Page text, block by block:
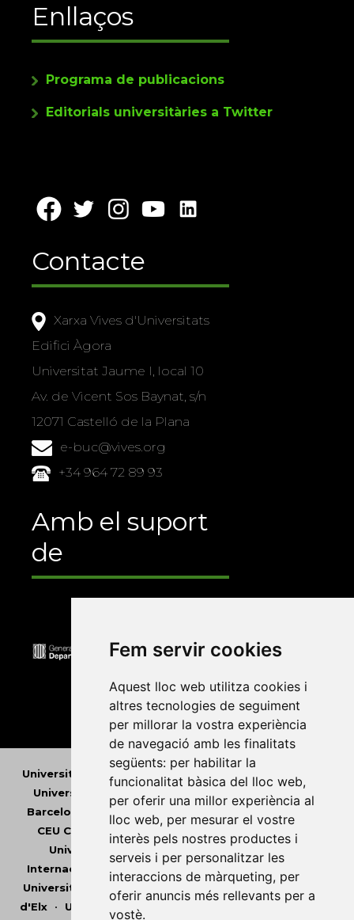
Fem servir cookies
Aquest lloc web utilitza cookies i
altres tecnologies de seguiment
per millorar la vostra experiència
de navegació amb les finalitats
següents: per habilitar la
funcionalitat bàsica del lloc web,
per oferir una millor experiència al
lloc web, per mesurar el vostre
interès pels nostres productes i
serveis i per personalitzar les
interaccions de màrqueting, per
oferir anuncis més rellevants per a
vostè.
Enllaços
Programa de publicacions
Editorials universitàries a Twitter
Contacte
Xarxa Vives d'Universitats
Edifici Àgora
Universitat Jaume I, local 10
Av. de Vicent Sos Baynat, s/n
12071 Castelló de la Plana
e-buc@vives.org
+34 964 72 89 93
Amb el suport
de
Universitat Abat Oliba CEU Universitat d'Alacant
Universitat d'Andorra
Universitat Autònoma de
Barcelona
Universitat de Barcelona •
CEU Cardenal Herrera•
Universitat de les Illes Balears
•
Internacional de Catalunya
• Universitat Jaume I
Universitat de Lleida
Universitat Miguel Hernández
d'Elx• Universitat Oberta de Catalunya
Universitat